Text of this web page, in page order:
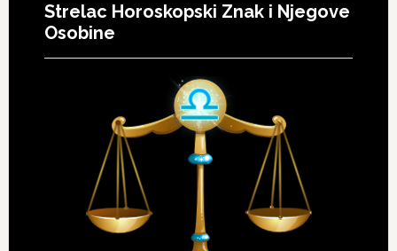
Strelac Horoskopski Znak i Njegove
Osobine